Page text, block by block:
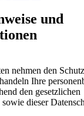
und
nehmen den
Ihre
den gesetzlichen
dieser